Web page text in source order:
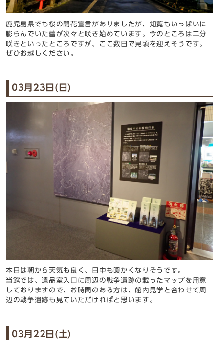
鹿児島県でも桜の開花宣言がありましたが、知覧もいっぱいに
膨らんでいた蕾が次々と咲き始めています。今のところは二分
咲きといったところですが、ここ数日で見頃を迎えそうです。
ぜひお越しください。
03月23日(日)
本日は朝から天気も良く、日中も暖かくなりそうです。
当館では、遺品室入口に周辺の戦争遺跡の載ったマップを用意
しておりますので、 お時間のある方は、館内見学と合わせて周
辺の戦争遺跡も見ていただければと思います。
03月22日(土)